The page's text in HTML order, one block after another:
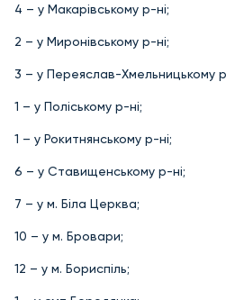
4 – у Макарівському р-ні;
2 – у Миронівському р-ні;
3 – у Переяслав-Хмельницькому
1 – у Поліському р-ні;
1 – у Рокитнянському р-ні;
6 – у Ставищенському р-ні;
7 – у м. Біла Церква;
10 – у м. Бровари;
12 – у м. Бориспіль;